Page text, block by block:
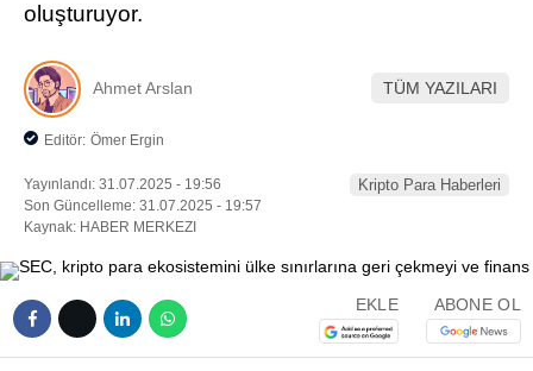
oluşturuyor.
Ahmet Arslan TÜM YAZILARI
Editör: Ömer Ergin
Yayınlandı: 31.07.2025 - 19:56
Son Güncelleme: 31.07.2025 - 19:57
Kaynak: HABER MERKEZI
Kripto Para Haberleri
EKLE ABONE OL